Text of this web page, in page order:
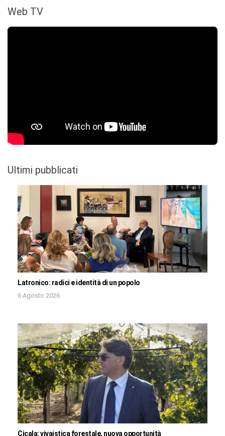
Web TV
Ultimi pubblicati
Latronico: radici e identità di un popolo
6 Agosto 2026
Cicala: vivaistica forestale, nuova opportunità